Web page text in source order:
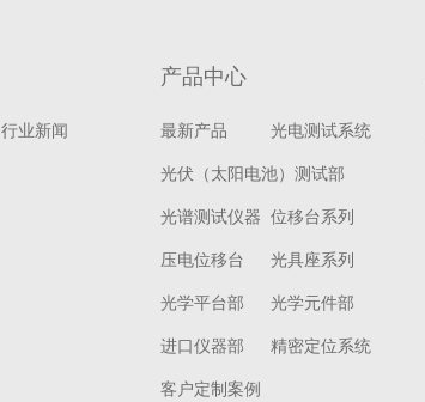
行业新闻
产品中心
最新产品
光电测试系统
光伏（太阳电池）测试部
光谱测试仪器 位移台系列
压电位移台
光具座系列
光学平台部
光学元件部
进口仪器部
精密定位系统
客户定制案例